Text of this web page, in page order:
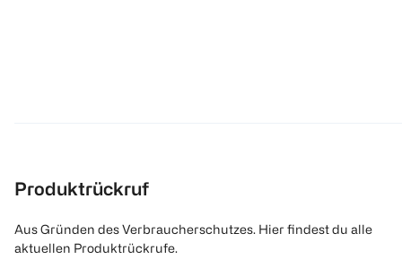
Produktrückruf
Aus Gründen des Verbraucherschutzes. Hier findest du alle
aktuellen Produktrückrufe.